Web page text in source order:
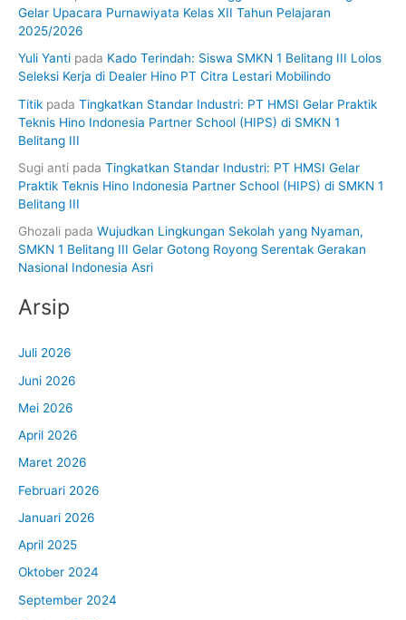
Gelar Upacara Purnawiyata Kelas XII Tahun Pelajaran
2025/2026
Yuli Yanti pada Kado Terindah: Siswa SMKN 1 Belitang III Lolos
Seleksi Kerja di Dealer Hino PT Citra Lestari Mobilindo
Titik pada Tingkatkan Standar Industri: PT HMSI Gelar Praktik
Teknis Hino Indonesia Partner School (HIPS) di SMKN 1
Belitang III
Sugi anti pada Tingkatkan Standar Industri: PT HMSI Gelar
Praktik Teknis Hino Indonesia Partner School (HIPS) di SMKN 1
Belitang III
Ghozali pada Wujudkan Lingkungan Sekolah yang Nyaman,
SMKN 1 Belitang III Gelar Gotong Royong Serentak Gerakan
Nasional Indonesia Asri
Arsip
Juli 2026
Juni 2026
Mei 2026
April 2026
Maret 2026
Februari 2026
Januari 2026
April 2025
Oktober 2024
September 2024